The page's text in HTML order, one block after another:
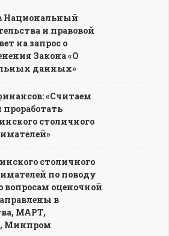
Национальный
и правовой
на запрос о
Закона «О
данных»
«Считаем
столичного
столичного
по поводу
вопросам оценочной
в
МАРТ,
Минпром